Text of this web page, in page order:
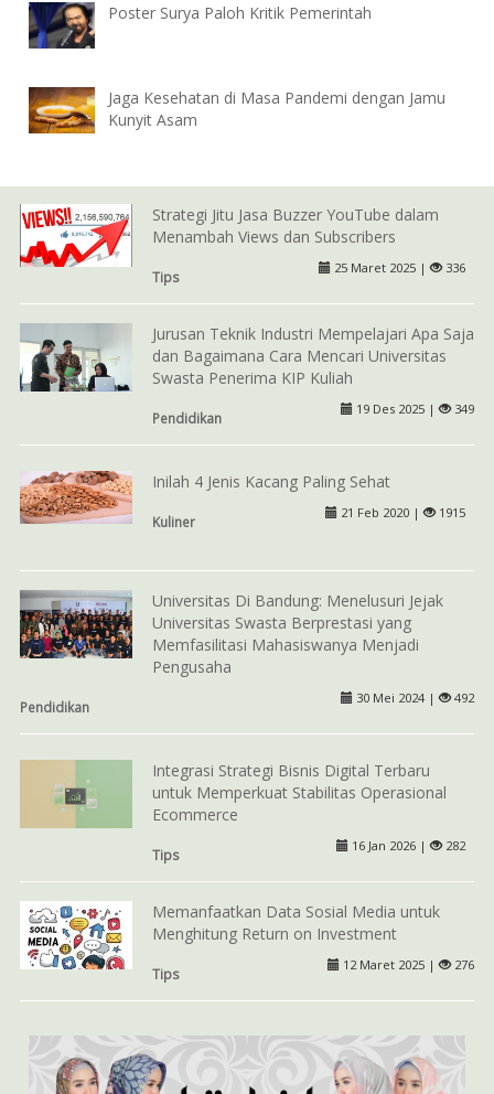
Poster Surya Paloh Kritik Pemerintah
Jaga Kesehatan di Masa Pandemi dengan Jamu
Kunyit Asam
Strategi Jitu Jasa Buzzer YouTube dalam
Menambah Views dan Subscribers
Tips
25 Maret 2025 | 336
Jurusan Teknik Industri Mempelajari Apa Saja
dan Bagaimana Cara Mencari Universitas
Swasta Penerima KIP Kuliah
Pendidikan
19 Des 2025 | 349
Inilah 4 Jenis Kacang Paling Sehat
Kuliner
21 Feb 2020 | 1915
Universitas Di Bandung: Menelusuri Jejak
Universitas Swasta Berprestasi yang
Memfasilitasi Mahasiswanya Menjadi
Pengusaha
Pendidikan
30 Mei 2024 | 492
Integrasi Strategi Bisnis Digital Terbaru
untuk Memperkuat Stabilitas Operasional
Ecommerce
Tips
16 Jan 2026 | 282
Memanfaatkan Data Sosial Media untuk
Menghitung Return on Investment
Tips
12 Maret 2025 | 276